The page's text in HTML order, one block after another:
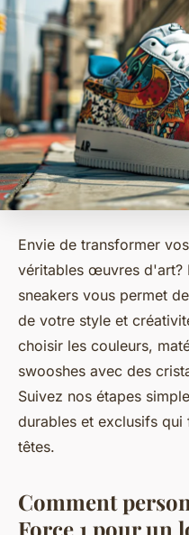
Envie de transformer
véritables œuvres d'art?
sneakers vous permet
de votre style et
choisir les couleurs,
swooshes avec des
Suivez nos étapes
durables et exclusifs
têtes.
Comment
Force 1 pour un